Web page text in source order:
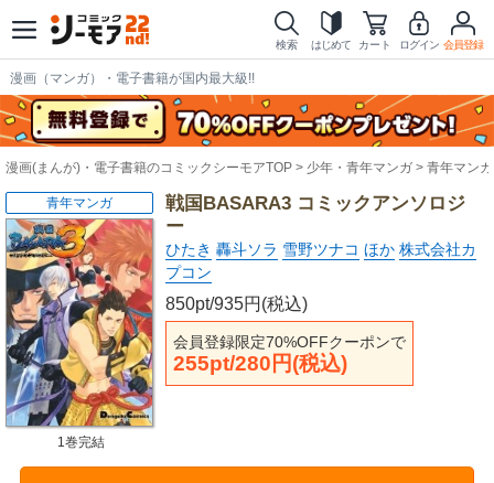
検索 はじめて カート ログイン 会員登録
漫画（マンガ）・電子書籍が国内最大級!!
漫画(まんが)・電子書籍のコミックシーモアTOP 少年・青年マンガ 青年マンガ
戦国BASARA3 コミックアンソロジ
ー
ひたき 轟斗ソラ 雪野ツナコ ほか 株式会社カ
プコン
850pt/935円(税込)
会員登録限定70%OFFクーポンで
255pt/280円(税込)
青年マンガ
1巻完結